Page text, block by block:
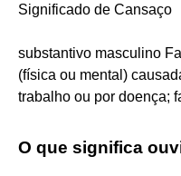
Significado de Cansaço
substantivo masculino
(física ou mental)
trabalho ou por doença;
O que significa